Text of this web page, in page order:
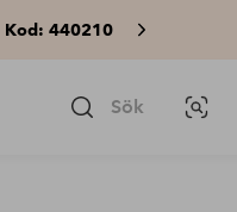
Kod: 440210
Sök